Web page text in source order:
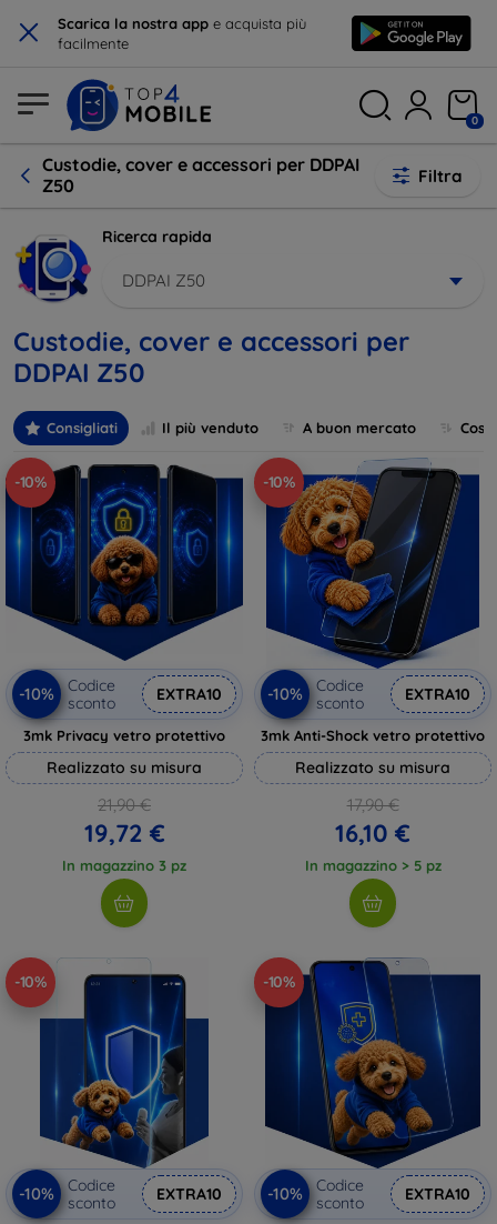
× Scarica la nostra app e acquista più
facilmente
0
Custodie, cover e accessori per DDPAI
Z50
Filtra
Ricerca rapida
DDPAI Z50
Custodie, cover e accessori per
DDPAI Z50
Consigliati Il più venduto A buon mercato
-10%
-10%
Codice
sconto
EXTRA10
3mk Privacy vetro protettivo
Realizzato su misura
21,90 €
19,72 €
In magazzino 3 pz
-10%
-10%
Codice
sconto
EXTRA10
3mk Anti-Shock vetro protettivo
Realizzato su misura
17,90 €
16,10 €
In magazzino > 5 pz
-10%
-10%
Codice
sconto
EXTRA10
-10%
-10%
Codice
sconto
EXTRA10